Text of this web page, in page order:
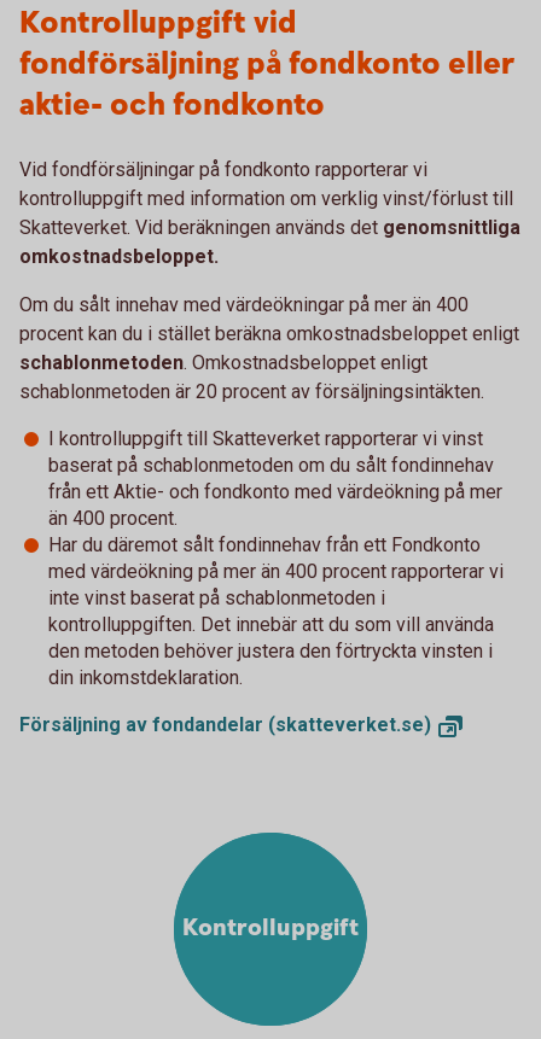
Kontrolluppgift vid
fondförsäljning på fondkonto eller
aktie- och fondkonto
Vid fondförsäljningar på fondkonto rapporterar vi
kontrolluppgift med information om verklig vinst/förlust till
Skatteverket. Vid beräkningen används det genomsnittliga
omkostnadsbeloppet.
Om du sålt innehav med värdeökningar på mer än 400
procent kan du i stället beräkna omkostnadsbeloppet enligt
schablonmetoden. Omkostnadsbeloppet enligt
schablonmetoden är 20 procent av försäljningsintäkten.
I kontrolluppgift till Skatteverket rapporterar vi vinst
baserat på schablonmetoden om du sålt fondinnehav
från ett Aktie- och fondkonto med värdeökning på mer
än 400 procent.
Har du däremot sålt fondinnehav från ett Fondkonto
med värdeökning på mer än 400 procent rapporterar vi
inte vinst baserat på schablonmetoden i
kontrolluppgiften. Det innebär att du som vill använda
den metoden behöver justera den förtryckta vinsten i
din inkomstdeklaration.
Försäljning av fondandelar (skatteverket.se)
Kontrolluppgift